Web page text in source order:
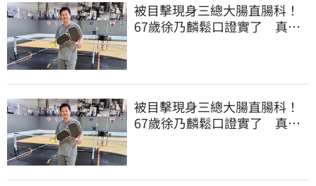
被目擊現身三總大腸直腸科！
67歲徐乃麟鬆口證實了 真實
被目擊現身三總大腸直腸科！
67歲徐乃麟鬆口證實了 真實